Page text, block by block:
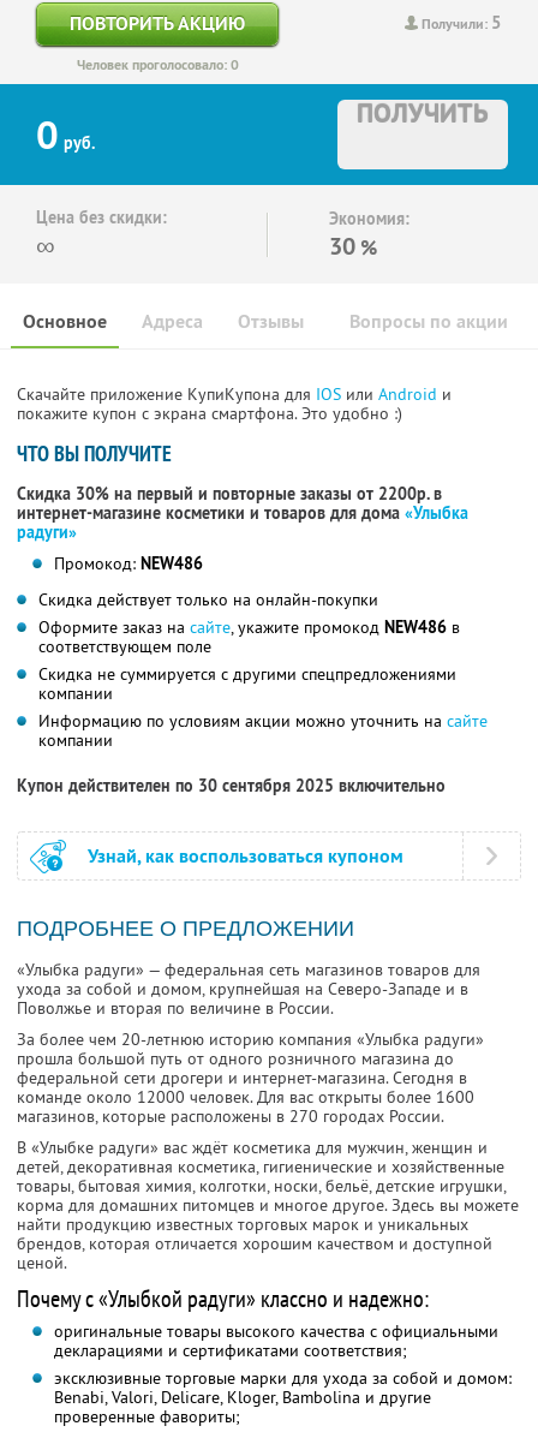
Получили: 5
ПОВТОРИТЬ АКЦИЮ
Человек проголосовало: 0
0 руб.
ПОЛУЧИТЬ
Цена без скидки:
∞
Экономия:
30 %
Основное Отзывы Вопросы по акции
Адреса
Скачайте приложение КупиКупона для IOS или Android и
покажите купон с экрана смартфона. Это удобно :)
ЧТО ВЫ ПОЛУЧИТЕ
Скидка 30% на первый и повторные заказы от 2200р. в
интернет-магазине косметики и товаров для дома «Улыбка
радуги»
Промокод: NEW486
Скидка действует только на онлайн-покупки
Оформите заказ на сайте, укажите промокод NEW486 в
соответствующем поле
Скидка не суммируется с другими спецпредложениями
компании
Информацию по условиям акции можно уточнить на сайте
компании
Купон действителен по 30 сентября 2025 включительно
Узнай, как воспользоваться купоном
ПОДРОБНЕЕ О ПРЕДЛОЖЕНИИ
«Улыбка радуги» — федеральная сеть магазинов товаров для
ухода за собой и домом, крупнейшая на Северо-Западе и в
Поволжье и вторая по величине в России.
За более чем 20-летнюю историю компания «Улыбка радуги»
прошла большой путь от одного розничного магазина до
федеральной сети дрогери и интернет-магазина. Сегодня в
команде около 12000 человек. Для вас открыты более 1600
магазинов, которые расположены в 270 городах России.
В «Улыбке радуги» вас ждёт косметика для мужчин, женщин и
детей, декоративная косметика, гигиенические и хозяйственные
товары, бытовая химия, колготки, носки, бельё, детские игрушки,
корма для домашних питомцев и многое другое. Здесь вы можете
найти продукцию известных торговых марок и уникальных
брендов, которая отличается хорошим качеством и доступной
ценой.
Почему с «Улыбкой радуги» классно и надежно:
оригинальные товары высокого качества с официальными
декларациями и сертификатами соответствия;
эксклюзивные торговые марки для ухода за собой и домом:
Benabi, Valori, Delicare, Kloger, Bambolina и другие
проверенные фавориты;